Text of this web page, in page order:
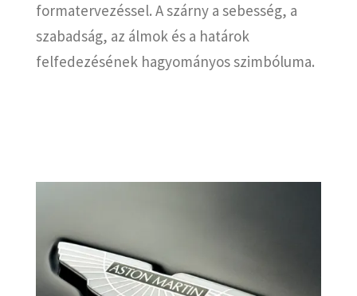
formatervezéssel. A szárny a sebesség, a
szabadság, az álmok és a határok
felfedezésének hagyományos szimbóluma.